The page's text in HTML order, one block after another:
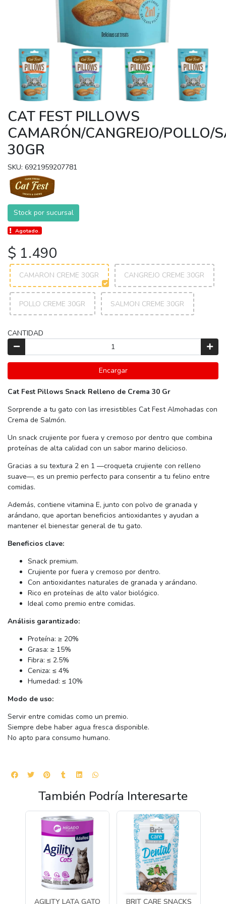
CAT FEST PILLOWS
CAMARÓN/CANGREJO/POLLO/
30GR
SKU: 6921959207781
Stock por sucursal
Agotado.
$ 1.490
CAMARON CREME 30GR CANGREJO CREME 30GR
POLLO CREME 30GR SALMON CREME 30GR
CANTIDAD
Encargar
Cat Fest Pillows Snack Relleno de Crema 30 Gr
Sorprende a tu gato con las irresistibles Cat Fest Almohadas con
Crema de Salmón.
Un snack crujiente por fuera y cremoso por dentro que combina
proteínas de alta calidad con un sabor marino delicioso.
Gracias a su textura 2 en 1 —croqueta crujiente con relleno
suave—, es un premio perfecto para consentir a tu felino entre
comidas.
Además, contiene vitamina E, junto con polvo de granada y
arándano, que aportan beneficios antioxidantes y ayudan a
mantener el bienestar general de tu gato.
Beneficios clave:
Snack premium.
Crujiente por fuera y cremoso por dentro.
Con antioxidantes naturales de granada y arándano.
Rico en proteínas de alto valor biológico.
Ideal como premio entre comidas.
Análisis garantizado:
Proteína: ≥ 20%
Grasa: ≥ 15%
Fibra: ≤ 2.5%
Ceniza: ≤ 4%
Humedad: ≤ 10%
Modo de uso:
Servir entre comidas como un premio.
Siempre debe haber agua fresca disponible.
No apto para consumo humano.
También Podría Interesarte
AGILITY LATA GATO BRIT CARE SNACKS